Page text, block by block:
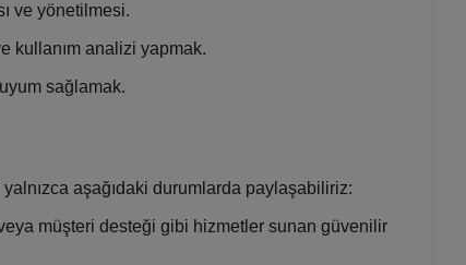
ve yönetilmesi.
kullanım analizi yapmak.
sağlamak.
aşağıdaki durumlarda paylaşabiliriz:
müşteri desteği gibi hizmetler sunan güvenilir